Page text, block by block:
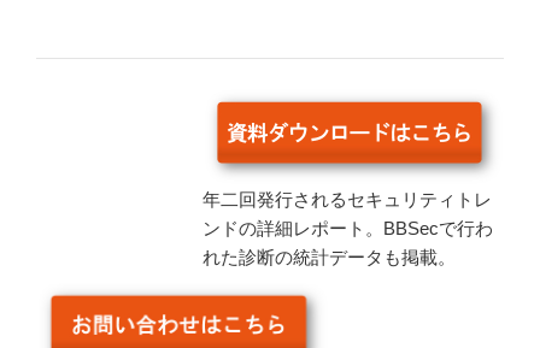
年二回発行されるセキュリティトレ
ンドの詳細レポート。BBSecで行わ
れた診断の統計データも掲載。